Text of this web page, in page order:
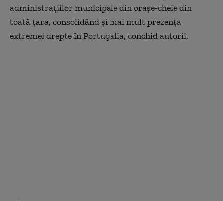
administrațiilor municipale din orașe-cheie din
toată țara, consolidând și mai mult prezența
extremei drepte în Portugalia, conchid autorii.